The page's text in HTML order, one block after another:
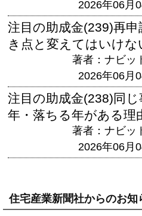
2026年06月
注目の助成金(239)再
き点と変えてはいけな
著者：ナビッ
2026年06月
注目の助成金(238)同
年・落ちる年がある理
著者：ナビッ
2026年06月
住宅産業新聞社からのお知